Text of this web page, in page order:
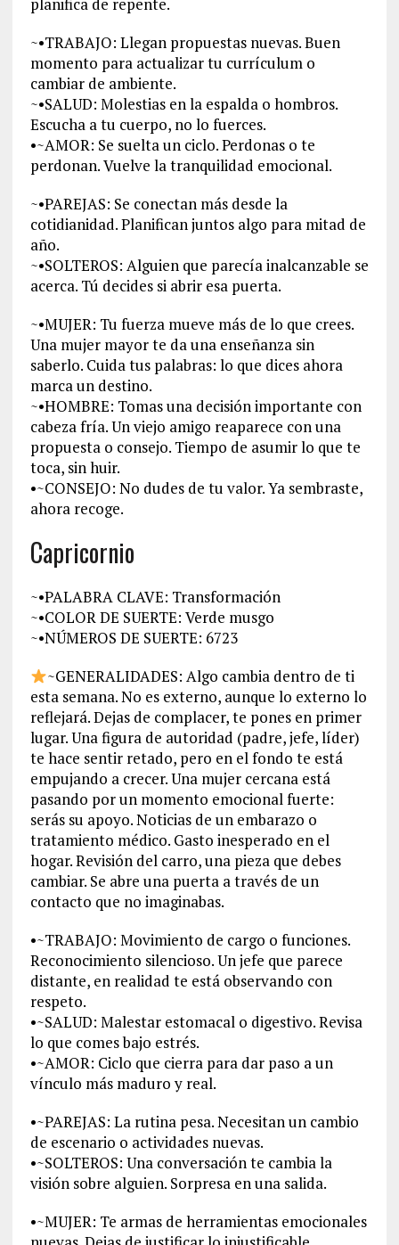
~•TRABAJO: Llegan propuestas nuevas. Buen
momento para actualizar tu currículum o
cambiar de ambiente.
~•SALUD: Molestias en la espalda o hombros.
Escucha a tu cuerpo, no lo fuerces.
•~AMOR: Se suelta un ciclo. Perdonas o te
perdonan. Vuelve la tranquilidad emocional.
~•PAREJAS: Se conectan más desde la
cotidianidad. Planifican juntos algo para mitad de
año.
~•SOLTEROS: Alguien que parecía inalcanzable se
acerca. Tú decides si abrir esa puerta.
~•MUJER: Tu fuerza mueve más de lo que crees.
Una mujer mayor te da una enseñanza sin
saberlo. Cuida tus palabras: lo que dices ahora
marca un destino.
~•HOMBRE: Tomas una decisión importante con
cabeza fría. Un viejo amigo reaparece con una
propuesta o consejo. Tiempo de asumir lo que te
toca, sin huir.
•~CONSEJO: No dudes de tu valor. Ya sembraste,
ahora recoge.
Capricornio
~•PALABRA CLAVE: Transformación
~•COLOR DE SUERTE: Verde musgo
~•NÚMEROS DE SUERTE: 6723
~GENERALIDADES: Algo cambia dentro de ti
esta semana. No es externo, aunque lo externo lo
reflejará. Dejas de complacer, te pones en primer
lugar. Una figura de autoridad (padre, jefe, líder)
te hace sentir retado, pero en el fondo te está
empujando a crecer. Una mujer cercana está
pasando por un momento emocional fuerte:
serás su apoyo. Noticias de un embarazo o
tratamiento médico. Gasto inesperado en el
hogar. Revisión del carro, una pieza que debes
cambiar. Se abre una puerta a través de un
contacto que no imaginabas.
•~TRABAJO: Movimiento de cargo o funciones.
Reconocimiento silencioso. Un jefe que parece
distante, en realidad te está observando con
respeto.
•~SALUD: Malestar estomacal o digestivo. Revisa
lo que comes bajo estrés.
•~AMOR: Ciclo que cierra para dar paso a un
vínculo más maduro y real.
•~PAREJAS: La rutina pesa. Necesitan un cambio
de escenario o actividades nuevas.
•~SOLTEROS: Una conversación te cambia la
visión sobre alguien. Sorpresa en una salida.
•~MUJER: Te armas de herramientas emocionales